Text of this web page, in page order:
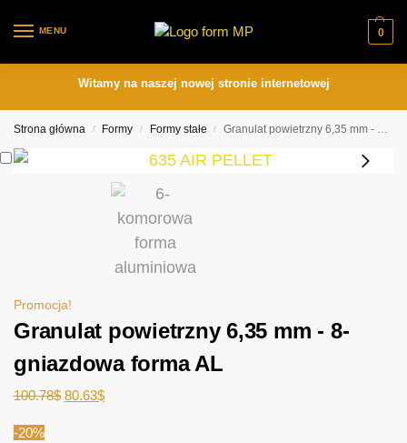
MENU 0
Witamy na naszej nowej stronie internetowej
Strona główna / Formy / Formy stałe / Granulat powietrzny 6,35 mm - 8-gniazdowa forma AL
Promocja!
Granulat powietrzny 6,35 mm - 8-
gniazdowa forma AL
100.78$ 80.63$
-20%